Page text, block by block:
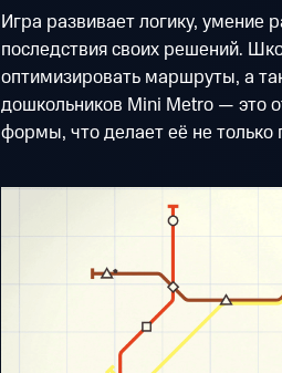
Игра развивает логику, умение
последствия своих решений.
оптимизировать маршруты, а
дошкольников Mini Metro — это
формы, что делает её не только